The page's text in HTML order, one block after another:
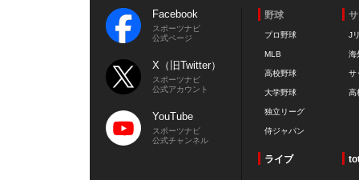
Facebook
スポーツナビ
公式ページ
X（旧Twitter）
スポーツナビ
公式アカウント
YouTube
スポーツナビ
公式チャンネル
野球
プロ野球
MLB
高校野球
大学野球
独立リーグ
侍ジャパン
J
海
サ
高
ライブ